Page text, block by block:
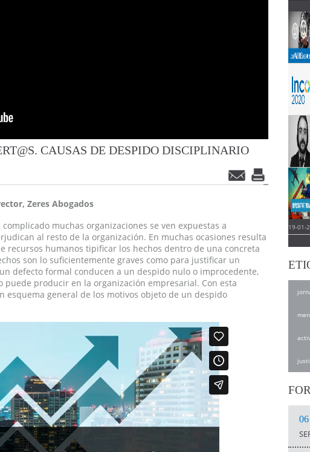
CAUSAS DE DESPIDO DISCIPLINARIO
Zeres Abogados
muchas organizaciones se ven expuestas a
al resto de la organización. En muchas ocasiones resulta
recursos humanos tipificar los hechos dentro de una concreta
son lo suficientemente graves como para justificar un
defecto formal conducen a un despido nulo o improcedente,
puede producir en la organización empresarial. Con esta
esquema general de los motivos objeto de un despido
19-01-